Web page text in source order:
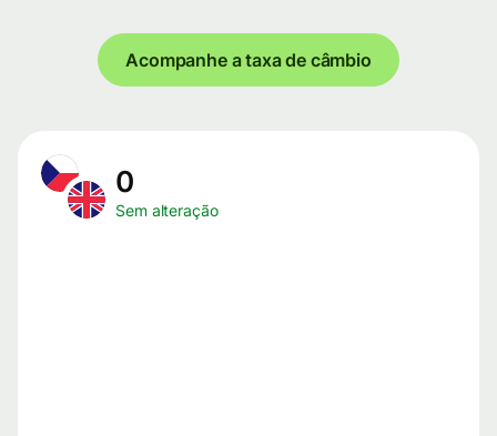
Acompanhe a taxa de câmbio
0
Sem alteração